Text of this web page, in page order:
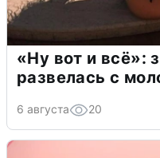
«Ну вот и всё»:
развелась с
6 августа 20